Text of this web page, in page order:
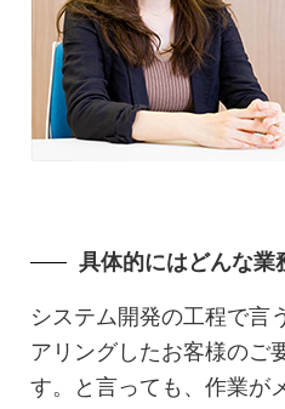
具体的にはどんな業
システム開発の工程で言
アリングしたお客様のご
す。と言っても、作業が